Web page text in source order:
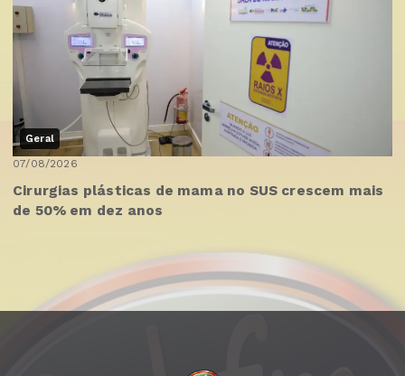
Geral
07/08/2026
Cirurgias plásticas de mama no SUS crescem mais
de 50% em dez anos